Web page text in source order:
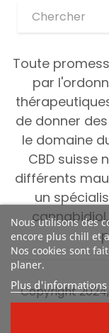
Toute
par
de donner
le domaine
CBD suisse
différents
un
Nous utilisons des
encore plus chill et
Nos cookies sont
planer.
Plus d'informations
Copyright